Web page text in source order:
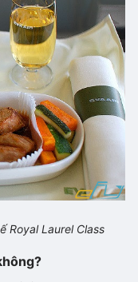
Royal Laurel Class